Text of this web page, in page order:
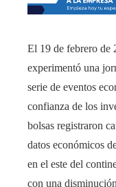
El 19 de febrero de
experimentó una
serie de eventos
confianza de los
bolsas registraron
datos económicos
en el este del
con una